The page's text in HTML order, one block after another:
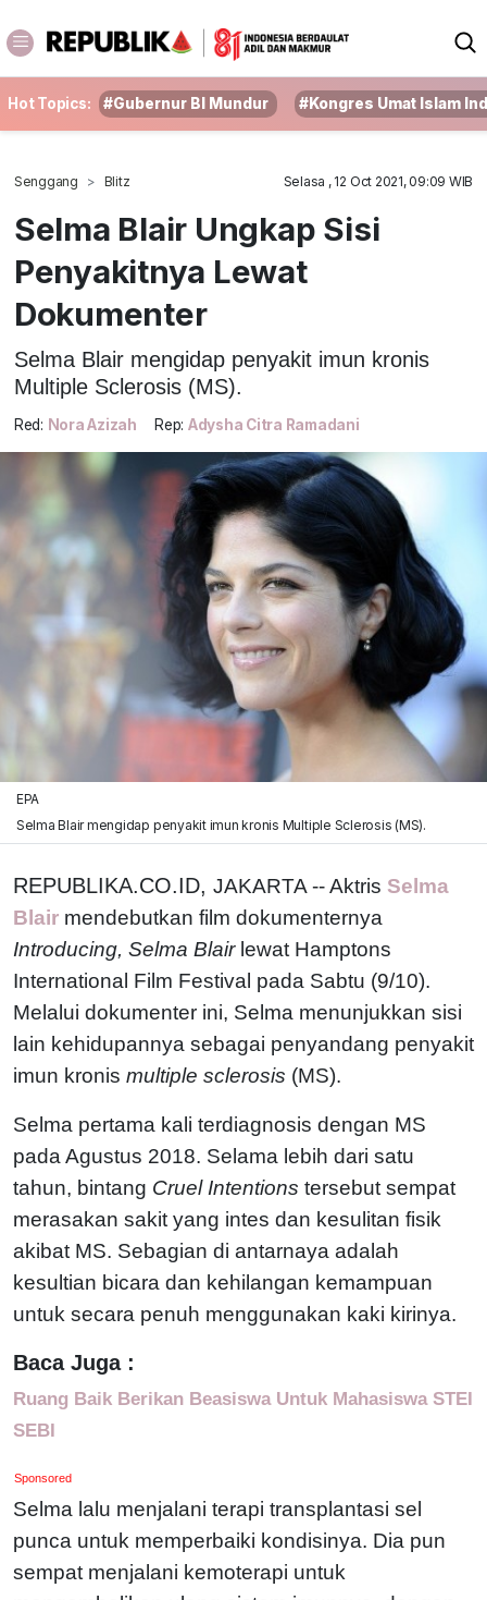
Hot Topics: #Gubernur BI Mundur #Kongres Umat Islam
Senggang Blitz Selasa , 12 Oct 2021, 09:09 WIB
Selma Blair Ungkap Sisi
Penyakitnya Lewat
Dokumenter
Selma Blair mengidap penyakit imun kronis
Multiple Sclerosis (MS).
Red: Nora Azizah Rep: Adysha Citra Ramadani
EPA
Selma Blair mengidap penyakit imun kronis Multiple Sclerosis (MS).
REPUBLIKA.CO.ID, JAKARTA -- Aktris Selma
Blair mendebutkan film dokumenternya
Introducing, Selma Blairlewat Hamptons
International Film Festival pada Sabtu (9/10).
Melalui dokumenter ini, Selma menunjukkan sisi
lain kehidupannya sebagai penyandang penyakit
imun kronis multiple sclerosis (MS).
Selma pertama kali terdiagnosis dengan MS
pada Agustus 2018. Selama lebih dari satu
tahun, bintang Cruel Intentions tersebut sempat
merasakan sakit yang intes dan kesulitan fisik
akibat MS. Sebagian di antarnaya adalah
kesultian bicara dan kehilangan kemampuan
untuk secara penuh menggunakan kaki kirinya.
Baca Juga :
Ruang Baik Berikan Beasiswa Untuk Mahasiswa STEI
SEBI
Sponsored
Selma lalu menjalani terapi transplantasi sel
punca untuk memperbaiki kondisinya. Dia pun
sempat menjalani kemoterapi untuk